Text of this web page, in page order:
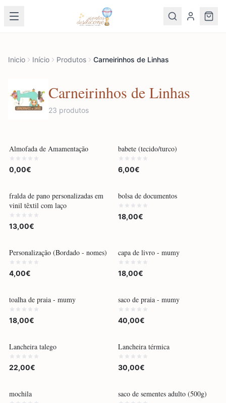
Inicio Início Produtos Carneirinhos de Linhas
Carneirinhos de Linhas
23 produtos
Almofada de Amamentação
0,00€
babete (tecido/turco)
6,00€
fralda de pano personalizadas em
vinil têxtil com laço
13,00€
bolsa de documentos
18,00€
Personalização (Bordado - nomes)
4,00€
capa de livro - mumy
18,00€
toalha de praia - mumy
18,00€
saco de praia - mumy
40,00€
Lancheira talego
22,00€
Lancheira térmica
30,00€
mochila saco de sementes adulto (500g)